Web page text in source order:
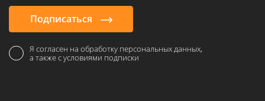
Подписаться
Я согласен на обработку персональных данных,
а также с условиями подписки